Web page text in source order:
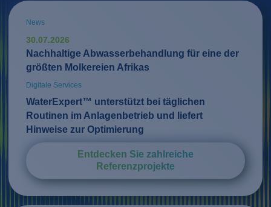
News
30.07.2026
Nachhaltige Abwasserbehandlung für eine der
größten Molkereien Afrikas
Digitale Services
WaterExpert™ unterstützt bei täglichen
Routinen im Anlagenbetrieb und liefert
Hinweise zur Optimierung
Entdecken Sie zahlreiche
Referenzprojekte